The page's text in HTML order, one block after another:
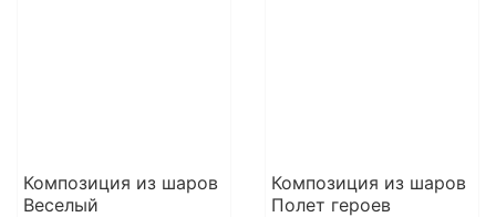
Композиция из шаров
Веселый
Композиция из шаров
Полет героев